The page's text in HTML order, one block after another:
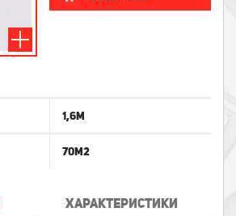
1,6м
70м2
ХАРАКТЕРИСТИКИ